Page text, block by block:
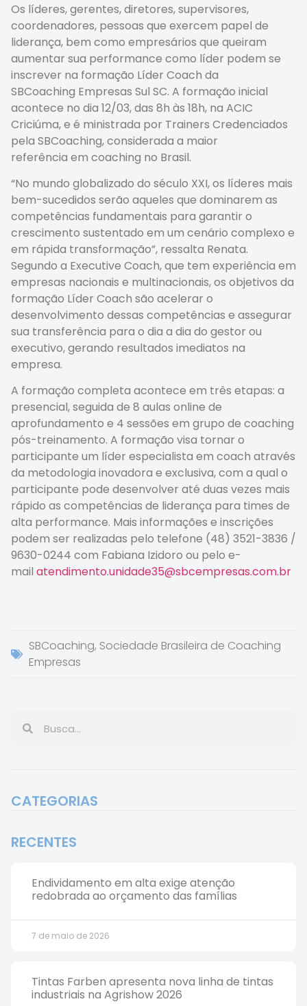
Os líderes, gerentes, diretores, supervisores,
coordenadores, pessoas que exercem papel de
liderança, bem como empresários que queiram
aumentar sua performance como líder podem se
inscrever na formação Líder Coach da
SBCoaching Empresas Sul SC. A formação inicial
acontece no dia 12/03, das 8h às 18h, na ACIC
Criciúma, e é ministrada por Trainers Credenciados
pela SBCoaching, considerada a maior
referência em coaching no Brasil.
“No mundo globalizado do século XXI, os líderes mais
bem-sucedidos serão aqueles que dominarem as
competências fundamentais para garantir o
crescimento sustentado em um cenário complexo e
em rápida transformação”, ressalta Renata.
Segundo a Executive Coach, que tem experiência em
empresas nacionais e multinacionais, os objetivos da
formação Líder Coach são acelerar o
desenvolvimento dessas competências e assegurar
sua transferência para o dia a dia do gestor ou
executivo, gerando resultados imediatos na
empresa.
A formação completa acontece em três etapas: a
presencial, seguida de 8 aulas online de
aprofundamento e 4 sessões em grupo de coaching
pós-treinamento. A formação visa tornar o
participante um líder especialista em coach através
da metodologia inovadora e exclusiva, com a qual o
participante pode desenvolver até duas vezes mais
rápido as competências de liderança para times de
alta performance. Mais informações e inscrições
podem ser realizadas pelo telefone (48) 3521-3836 /
9630-0244 com Fabiana Izidoro ou pelo e-
mail atendimento.unidade35@sbcempresas.com.br
SBCoaching, Sociedade Brasileira de Coaching
Empresas
CATEGORIAS
RECENTES
Endividamento em alta exige atenção
redobrada ao orçamento das famílias
7 de maio de 2026
Tintas Farben apresenta nova linha de tintas
industriais na Agrishow 2026